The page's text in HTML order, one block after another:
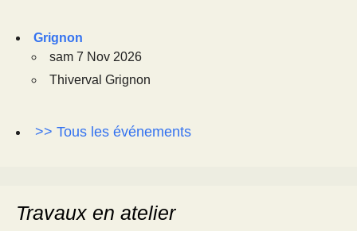
Grignon
sam 7 Nov 2026
Thiverval Grignon
>> Tous les événements
Travaux en atelier